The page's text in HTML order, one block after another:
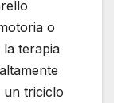
o
terapia
un triciclo